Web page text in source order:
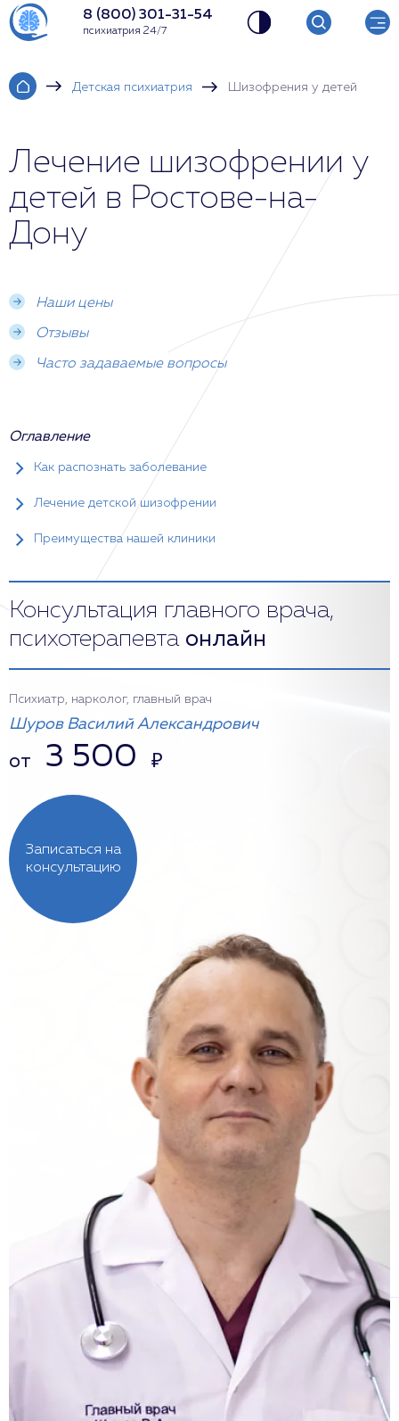
8 (800) 301-31-54
психиатрия 24/7
Детская психиатрия Шизофрения у детей
Лечение шизофрении у
детей в Ростове-на-
Дону
Наши цены
Отзывы
Часто задаваемые вопросы
Оглавление
Как распознать заболевание
Лечение детской шизофрении
Преимущества нашей клиники
Консультация главного врача,
психотерапевта онлайн
Записаться на
консультацию
Психиатр, нарколог, главный врач
Шуров Василий Александрович
от 3 500 ₽